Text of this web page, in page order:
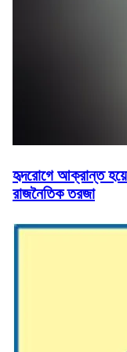
হৃদরোগে আক্রান্ত
রাজনৈতিক তরজা